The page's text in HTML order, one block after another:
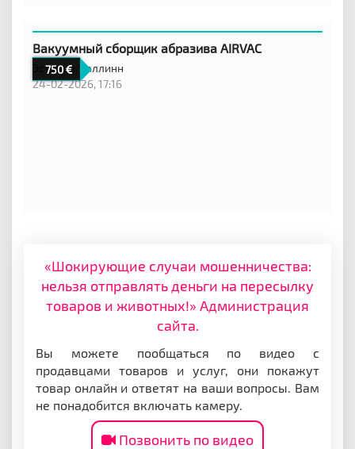
750
Вакуумный сборщик абразива AIRVAC
Эстония,
Таллинн
24-02-2026, 17:16
«Шокирующие случаи мошенничества:
нельзя отправлять деньги на пересылку
товаров и животных!» Администрация
сайта.
Вы можете пообщаться по видео с
продавцами товаров и услуг, они покажут
товар онлайн и ответят на ваши вопросы. Вам
не понадобится включать камеру.
Позвонить по видео